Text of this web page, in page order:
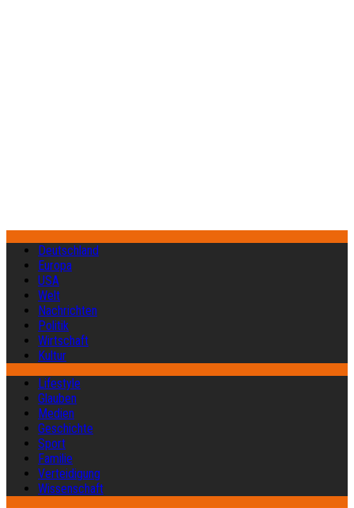
Deutschland
Europa
USA
Welt
Nachrichten
Politik
Wirtschaft
Kultur
Lifestyle
Glauben
Medien
Geschichte
Sport
Familie
Verteidigung
Wissenschaft